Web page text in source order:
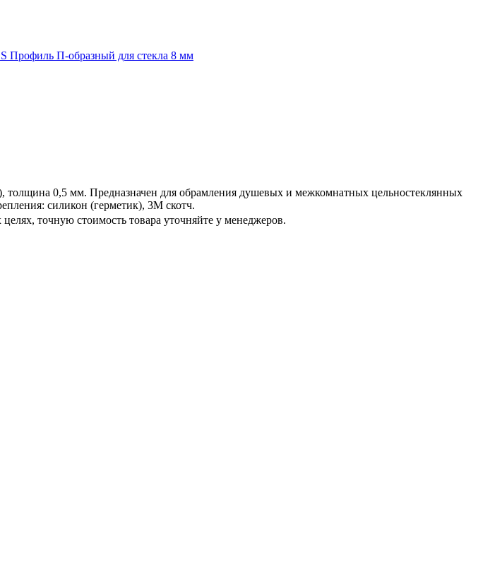
0,5 мм. Предназначен для обрамления душевых и межкомнатных цельностеклянных
силикон (герметик), 3М скотч.
точную стоимость товара уточняйте у менеджеров.